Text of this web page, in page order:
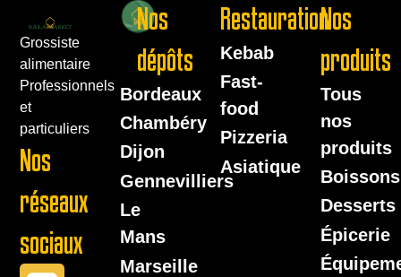
Grossiste
alimentaire
Professionnels
et
particuliers
Nos
réseaux
sociaux
Nos
dépôts
Bordeaux
Chambéry
Dijon
Gennevilliers
Le
Mans
Marseille
Restauration
Kebab
Fast-
food
Pizzeria
Asiatique
Nos
produits
Tous
nos
produits
Boissons
Desserts
Épicerie